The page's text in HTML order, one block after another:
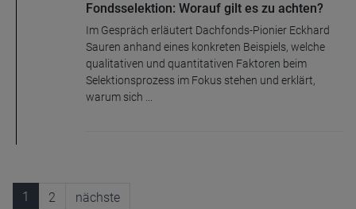
Fondsselektion: Worauf gilt es zu achten?
Im Gespräch erläutert Dachfonds-Pionier Eckhard
Sauren anhand eines konkreten Beispiels, welche
qualitativen und quantitativen Faktoren beim
Selektionsprozess im Fokus stehen und erklärt,
warum sich ...
1 2 nächste